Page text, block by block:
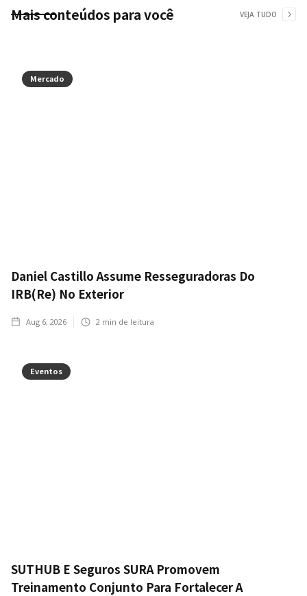
Mais conteúdos para você VEJA TUDO
Mercado
Daniel Castillo Assume Resseguradoras Do
IRB(Re) No Exterior
Aug 6, 2026 2 min de leitura
Eventos
SUTHUB E Seguros SURA Promovem
Treinamento Conjunto Para Fortalecer A